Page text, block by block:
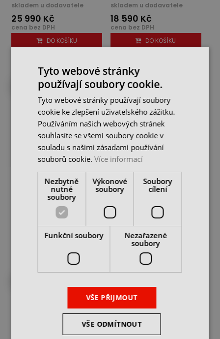
skladem u dodavatele
25 990 Kč
cena bez DPH
DO KOŠÍKU
skladem u dodavatele
18 590 Kč
cena bez DPH
DO KOŠÍKU
NA CESTĚ OD DODAVATELE
Ruční dělička s 3-
čelisťovým sklíčidlem 3"
skladem u dodavatele
DO KOŠÍKU
Dělící přístroj s 6"
sklíčidlem, CC-6
10 143 Kč 14 490 Kč
DO KOŠÍKU
Tyto webové stránky
používají soubory cookie.
Tyto webové stránky používají soubory
cookie ke zlepšení uživatelského zážitku.
Používáním našich webových stránek
souhlasíte se všemi soubory cookie v
souladu s našimi zásadami používání
souborů cookie.Více informací
Nezbytně
nutné
soubory
Výkonové
soubory
Soubory
cílení
Funkční soubory
Nezařazené
soubory
VŠE PŘIJMOUT
VŠE ODMÍTNOUT